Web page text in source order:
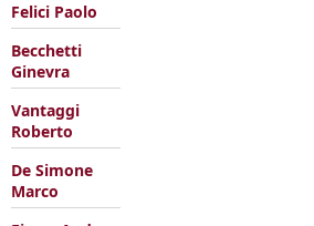
Felici Paolo
Becchetti
Ginevra
Vantaggi
Roberto
De Simone
Marco